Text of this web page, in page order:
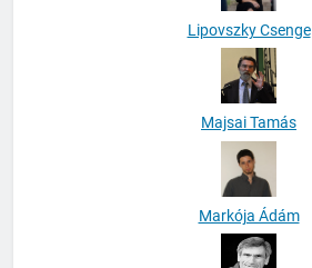
Lipovszky Csenge
Majsai Tamás
Markója Ádám